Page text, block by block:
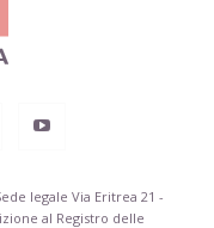
legale Via Eritrea 21 -
al Registro delle